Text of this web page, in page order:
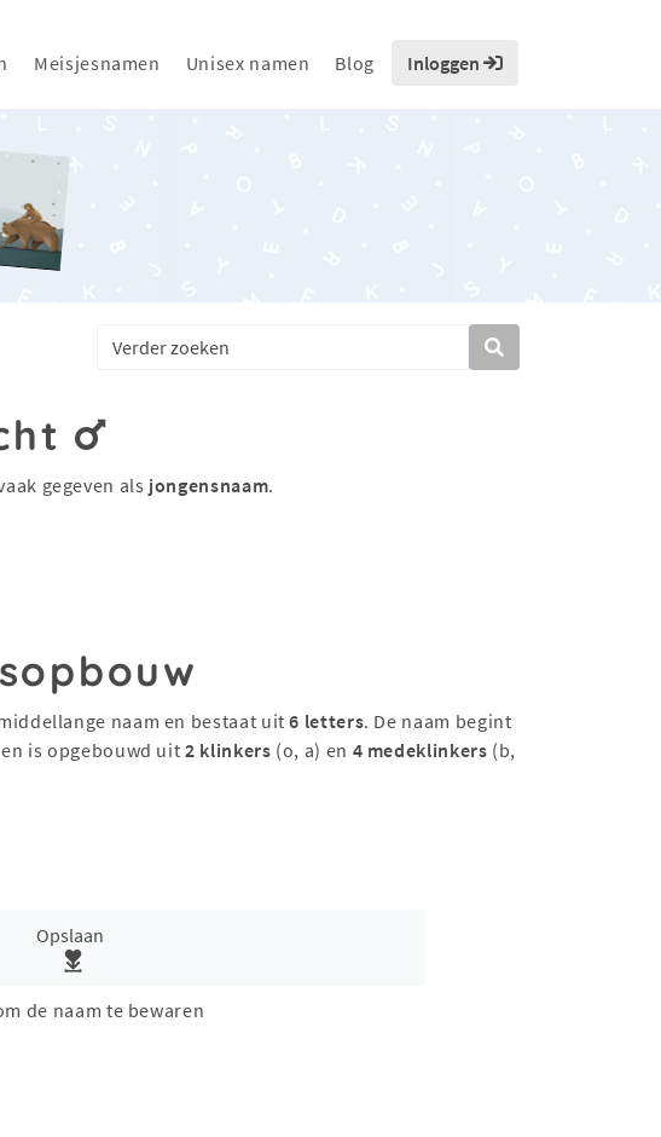
Meisjesnamen Unisex namen Blog Inloggen
gegeven als jongensnaam.
naam en bestaat uit6 letters. De naam begint
en is opgebouwd uit2 klinkers (o, a) en 4 medeklinkers (b,
Opslaan
de naam te bewaren